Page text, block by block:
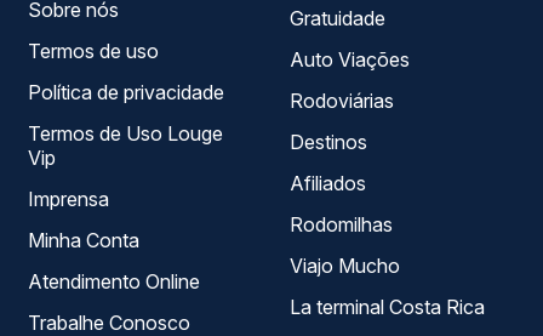
Sobre nós
Termos de uso
Política de privacidade
Termos de Uso Louge
Vip
Imprensa
Minha Conta
Atendimento Online
Trabalhe Conosco
Gratuidade
Auto Viações
Rodoviárias
Destinos
Afiliados
Rodomilhas
Viajo Mucho
La terminal Costa Rica